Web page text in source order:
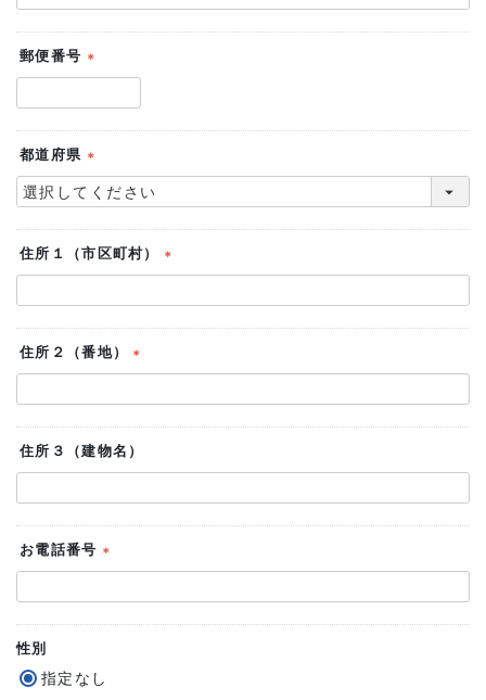
須)
郵便番号
(必
須)
都道府県
(必
須)
住所１（市区町村）
(必
須)
住所２（番地）
(必
須)
住所３（建物名）
お電話番号
(必
須)
性別
指定なし